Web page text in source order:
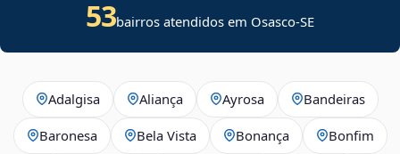
53bairros atendidos em Osasco-SE
Adalgisa Aliança Ayrosa Bandeiras
Baronesa Bela Vista Bonança Bonfim